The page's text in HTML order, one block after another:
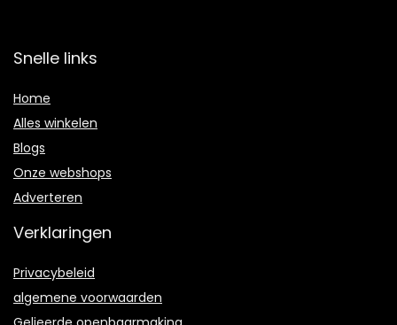
Snelle links
Home
Alles winkelen
Blogs
Onze webshops
Adverteren
Verklaringen
Privacybeleid
algemene voorwaarden